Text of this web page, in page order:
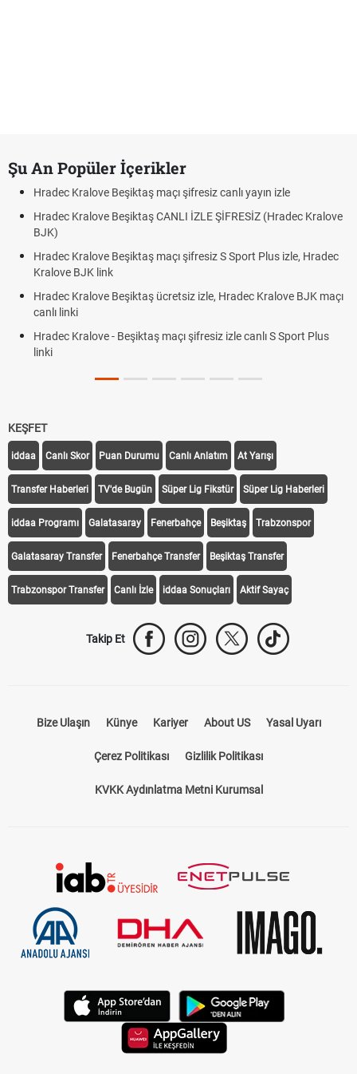
Şu An Popüler İçerikler
Hradec Kralove Beşiktaş maçı şifresiz canlı yayın izle
Hradec Kralove Beşiktaş CANLI İZLE ŞİFRESİZ (Hradec Kralove
BJK)
Hradec Kralove Beşiktaş maçı şifresiz S Sport Plus izle, Hradec
Kralove BJK link
Hradec Kralove Beşiktaş ücretsiz izle, Hradec Kralove BJK maçı
canlı linki
Hradec Kralove - Beşiktaş maçı şifresiz izle canlı S Sport Plus
linki
KEŞFET
iddaa Canlı Skor Puan Durumu Canlı Anlatım At Yarışı
Transfer Haberleri TV'de Bugün Süper Lig Fikstür Süper Lig Haberleri
iddaa Programı Galatasaray Fenerbahçe Beşiktaş Trabzonspor
Galatasaray Transfer Fenerbahçe Transfer Beşiktaş Transfer
Trabzonspor Transfer Canlı İzle iddaa Sonuçları Aktif Sayaç
Takip Et
Bize Ulaşın Künye Kariyer About US Yasal Uyarı
Çerez Politikası Gizlilik Politikası
KVKK Aydınlatma Metni Kurumsal